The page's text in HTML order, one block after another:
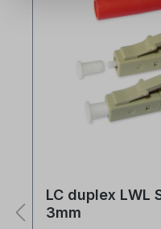
LC duplex LWL
3mm